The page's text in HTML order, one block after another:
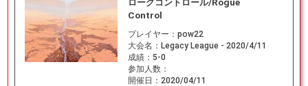
ローグコントロール/Rogue
Control
プレイヤー： pow22
大会名： Legacy League - 2020/4/11
成績： 5-0
参加人数：
開催日： 2020/04/11